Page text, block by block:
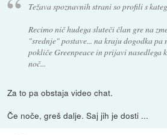
Težava spoznavnih strani so profili s
Recimo nič hudega sluteči član gre na
"srednje" postave... na kraju dogodka pa
pokliče Greenpeace in prijavi nasedlega
noč...
Za to pa obstaja video chat.
Če noče, greš dalje. Saj jih je dosti ...